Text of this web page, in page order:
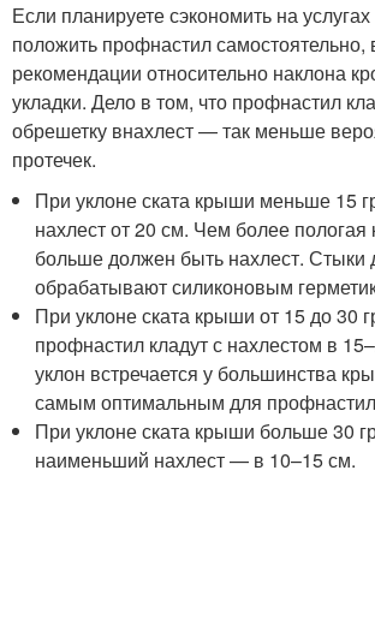
Если планируете сэкономить на
положить профнастил
рекомендации относительно наклона
укладки. Дело в том, что профнастил
обрешетку внахлест — так меньше
протечек.
При уклоне ската крыши меньше 15
нахлест от 20 см. Чем более пологая
больше должен быть нахлест. Стыки
обрабатывают силиконовым
При уклоне ската крыши от 15 до 30
профнастил кладут с нахлестом в
уклон встречается у большинства
самым оптимальным для
При уклоне ската крыши больше 30
наименьший нахлест — в 10–15 см.